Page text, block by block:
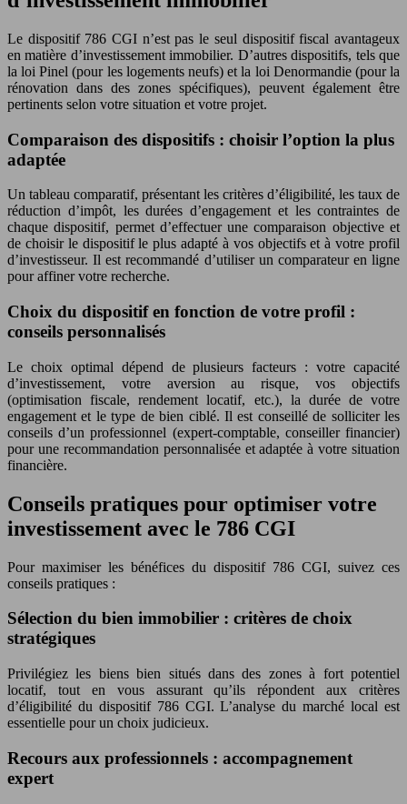
Le dispositif 786 CGI n’est pas le seul dispositif fiscal avantageux
en matière d’investissement immobilier. D’autres dispositifs, tels que
la loi Pinel (pour les logements neufs) et la loi Denormandie (pour la
rénovation dans des zones spécifiques), peuvent également être
pertinents selon votre situation et votre projet.
Comparaison des dispositifs : choisir l’option la plus
adaptée
Un tableau comparatif, présentant les critères d’éligibilité, les taux de
réduction d’impôt, les durées d’engagement et les contraintes de
chaque dispositif, permet d’effectuer une comparaison objective et
de choisir le dispositif le plus adapté à vos objectifs et à votre profil
d’investisseur. Il est recommandé d’utiliser un comparateur en ligne
pour affiner votre recherche.
Choix du dispositif en fonction de votre profil :
conseils personnalisés
Le choix optimal dépend de plusieurs facteurs : votre capacité
d’investissement, votre aversion au risque, vos objectifs
(optimisation fiscale, rendement locatif, etc.), la durée de votre
engagement et le type de bien ciblé. Il est conseillé de solliciter les
conseils d’un professionnel (expert-comptable, conseiller financier)
pour une recommandation personnalisée et adaptée à votre situation
financière.
Conseils pratiques pour optimiser votre
investissement avec le 786 CGI
Pour maximiser les bénéfices du dispositif 786 CGI, suivez ces
conseils pratiques :
Sélection du bien immobilier : critères de choix
stratégiques
Privilégiez les biens bien situés dans des zones à fort potentiel
locatif, tout en vous assurant qu’ils répondent aux critères
d’éligibilité du dispositif 786 CGI. L’analyse du marché local est
essentielle pour un choix judicieux.
Recours aux professionnels : accompagnement
expert